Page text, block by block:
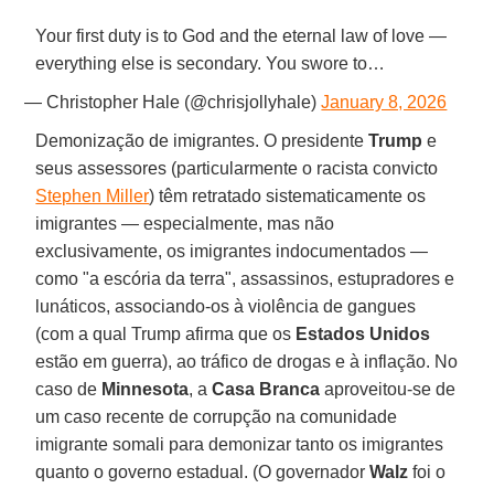
Your first duty is to God and the eternal law of love —
everything else is secondary. You swore to…
— Christopher Hale (@chrisjollyhale)January 8, 2026
Demonização de imigrantes. O presidenteTrump e
seus assessores (particularmente o racista convicto
Stephen Miller) têm retratado sistematicamente os
imigrantes — especialmente, mas não
exclusivamente, os imigrantes indocumentados —
como "a escória da terra", assassinos, estupradores e
lunáticos, associando-os à violência de gangues
(com a qual Trump afirma que os Estados Unidos
estão em guerra), ao tráfico de drogas e à inflação. No
caso de Minnesota, aCasa Branca aproveitou-se de
um caso recente de corrupção na comunidade
imigrante somali para demonizar tanto os imigrantes
quanto o governo estadual. (O governadorWalz foi o